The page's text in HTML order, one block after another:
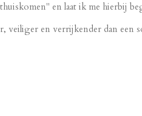
en laat ik me hierbij
veiliger en verrijkender dan een